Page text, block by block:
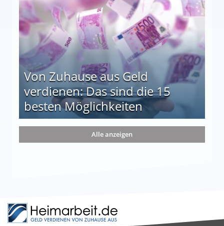
Von Zuhause aus Geld
verdienen: Das sind die 15
besten Möglichkeiten
die 15 besten Möglichkeiten
Alle anzeigen